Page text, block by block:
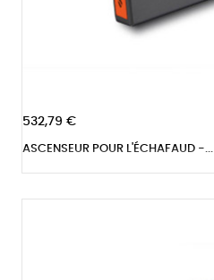
532,79 €
ASCENSEUR POUR L'ÉCHAFAUD -...